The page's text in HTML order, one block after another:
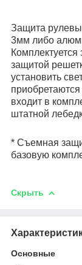
Защита
3мм либо
защитой
установить
входит в
штатной
* Съемная
базовую
Скрыть
Основные